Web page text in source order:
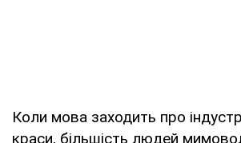
Коли мова заходить про
краси, більшість людей